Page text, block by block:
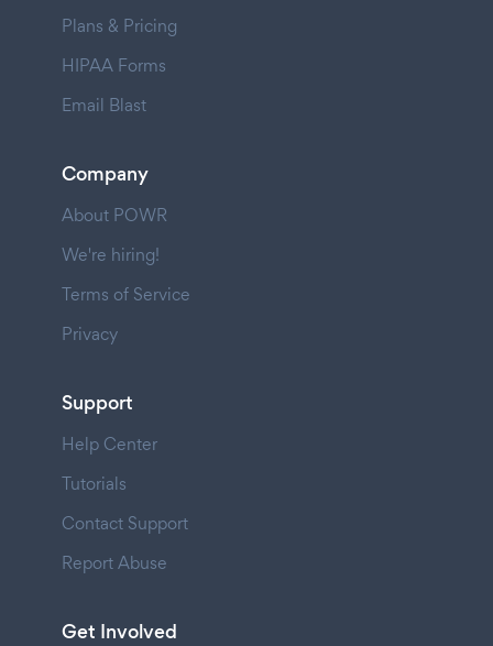
Plans & Pricing
HIPAA Forms
Email Blast
Company
About POWR
We're hiring!
Terms of Service
Privacy
Support
Help Center
Tutorials
Contact Support
Report Abuse
Get Involved